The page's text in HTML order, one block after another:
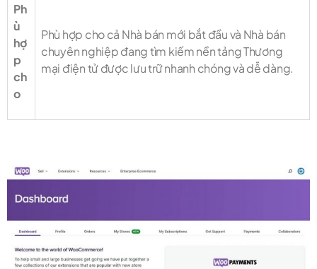
Ph
ù
hợ
p
ch
o
Phù hợp cho cả Nhà bán mới bắt đầu và Nhà bán
chuyên nghiệp đang tìm kiếm nền tảng Thương
mại điện tử được lưu trữ nhanh chóng và dễ dàng.